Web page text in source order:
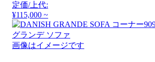
定価/上代:
¥115,000 ~
画像はイメージです